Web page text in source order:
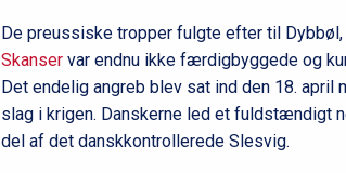
De preussiske tropper fulgte efter til
Skanser var endnu ikke færdigbyggede og
Det endelig angreb blev sat ind den 18. april
slag i krigen. Danskerne led et fuldstændigt
del af det danskkontrollerede Slesvig.